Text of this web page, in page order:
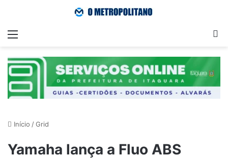
Menu
Início /Grid
Yamaha lança a Fluo ABS